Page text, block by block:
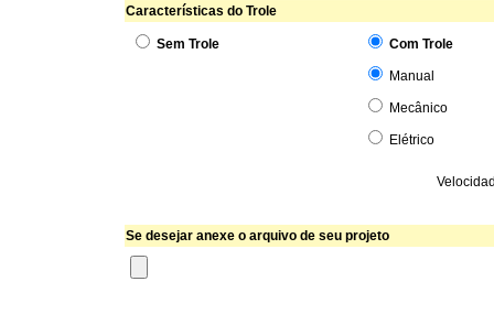
Características do Trole
Sem Trole Com Trole
Manual
Mecânico
Elétrico
Se desejar anexe o arquivo de seu projeto